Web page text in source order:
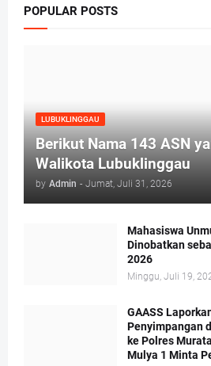
POPULAR POSTS
LUBUKLINGGAU
Berikut Nama 143 ASN
Walikota Lubuklinggau
by Admin - Jumat, Juli 31, 2026
Mahasiswa
Dinobatkan
2026
Minggu, Juli 19,
GAASS
Penyimpangan
ke Polres
Mulya 1 Minta